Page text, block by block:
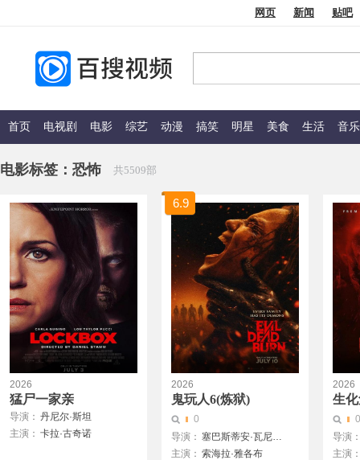
网页 新闻 贴吧
首页 电视剧 电影 综艺 动漫 搞笑 明星 美食 生活 音乐
电影标签： 恐怖 共5509部
2026
猛尸一家亲
导演： 丹尼尔·斯坦
主演： 卡拉·古奇诺
6.9
2026
鬼玩人6(炼狱)
0
导演：
塞巴斯蒂安·瓦尼契克
主演： 索海拉·雅各布
2026
生
0
导演
主演